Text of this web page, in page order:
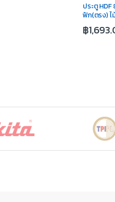
ประตู
ฟัก(ตรง)
oak
฿